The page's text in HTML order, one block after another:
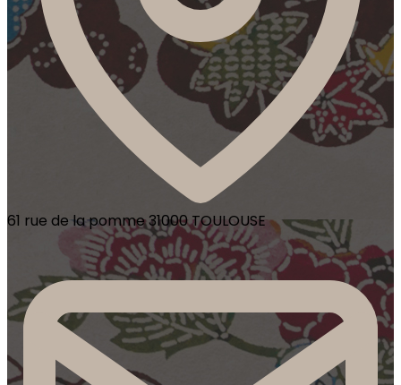
61 rue de la pomme 31000 TOULOUSE